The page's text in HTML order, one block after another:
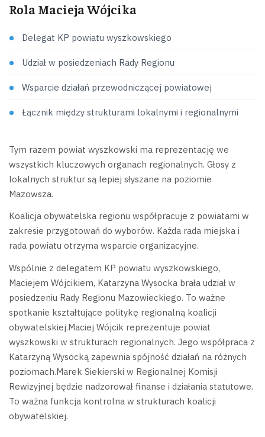
Rola Macieja Wójcika
Delegat KP powiatu wyszkowskiego
Udział w posiedzeniach Rady Regionu
Wsparcie działań przewodniczącej powiatowej
Łącznik między strukturami lokalnymi i regionalnymi
Tym razem powiat wyszkowski ma reprezentację we
wszystkich kluczowych organach regionalnych. Głosy z
lokalnych struktur są lepiej słyszane na poziomie
Mazowsza.
Koalicja obywatelska regionu współpracuje z powiatami w
zakresie przygotowań do wyborów. Każda rada miejska i
rada powiatu otrzyma wsparcie organizacyjne.
Wspólnie z delegatem KP powiatu wyszkowskiego,
Maciejem Wójcikiem, Katarzyna Wysocka brała udział w
posiedzeniu Rady Regionu Mazowieckiego. To ważne
spotkanie kształtujące politykę regionalną koalicji
obywatelskiej.Maciej Wójcik reprezentuje powiat
wyszkowski w strukturach regionalnych. Jego współpraca z
Katarzyną Wysocką zapewnia spójność działań na różnych
poziomach.Marek Siekierski w Regionalnej Komisji
Rewizyjnej będzie nadzorował finanse i działania statutowe.
To ważna funkcja kontrolna w strukturach koalicji
obywatelskiej.